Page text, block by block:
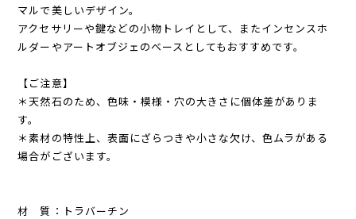
マルで美しいデザイン。
アクセサリーや鍵などの小物トレイとして、またインセンスホ
ルダーやアートオブジェのベースとしてもおすすめです。
【ご注意】
＊天然石のため、色味・模様・穴の大きさに個体差がありま
す。
＊素材の特性上、表面にざらつきや小さな欠け、色ムラがある
場合がございます。
材 質：トラバーチン